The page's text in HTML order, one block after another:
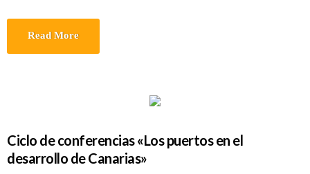
Read More
Ciclo de conferencias «Los puertos en el
desarrollo de Canarias»